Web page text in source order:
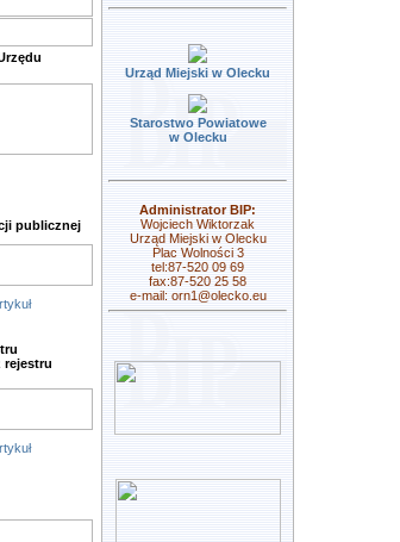
publicznej
rejestru
Urząd Miejski w Olecku
Starostwo Powiatowe
w Olecku
Administrator BIP:
Wojciech Wiktorzak
Urząd Miejski w Olecku
Plac Wolności 3
tel:87-520 09 69
fax:87-520 25 58
e-mail: orn1@olecko.eu